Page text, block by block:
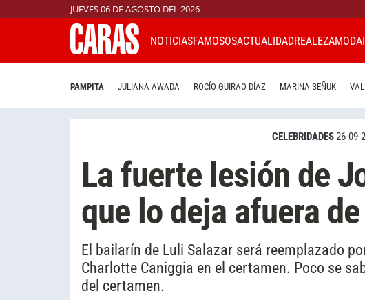
JUEVES 06 DE AGOSTO DEL 2026
NOTICIASFAMOSOSACTUALIDADREALEZAMODA
PAMPITA JULIANA AWADA ROCÍO GUIRAO DÍAZ MARINA SEÑUK
CELEBRIDADES26-09-
La fuerte lesión de
que lo deja afuera
El bailarín de Luli Salazar será reemplazado
Charlotte Caniggia en el certamen. Poco se
del certamen.